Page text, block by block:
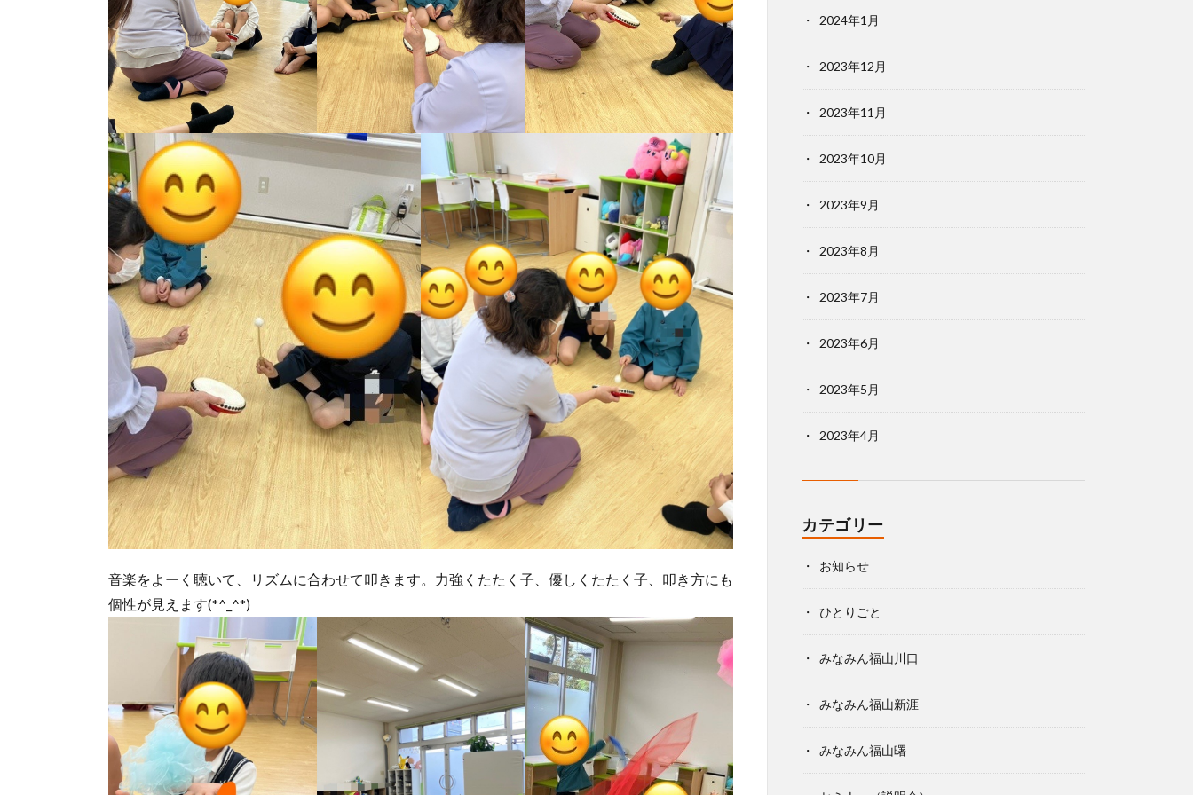
音楽をよーく聴いて、リズムに合わせて叩きます。力強くたたく子、優しくたたく子、叩き方にも
個性が見えます(*^_^*)
2024年1月
2023年12月
2023年11月
2023年10月
2023年9月
2023年8月
2023年7月
2023年6月
2023年5月
2023年4月
カテゴリー
お知らせ
ひとりごと
みなみん福山川口
みなみん福山新涯
みなみん福山曙